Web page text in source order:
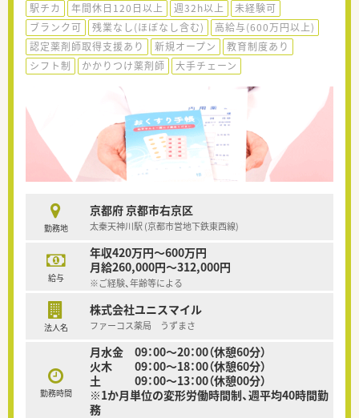
駅チカ 年間休日120日以上 週32h以上
未経験可
ブランク可
残業なし(ほぼなし含む)
高給与(600万円以上)
認定薬剤師取得支援あり
新規オープン
教育制度あり
シフト制
かかりつけ薬剤師 大手チェーン
勤務地
京都府 京都市右京区
太秦天神川駅 (京都市営地下鉄東西線)
給与
年収420万円～600万円
月給260,000円～312,000円
※ご経験、年齢等による
法人名
株式会社ユニスマイル
ファーコス薬局 うずまさ
勤務時間
月水金 09：00～20：00（休憩60分）
火木 09：00～18：00（休憩60分）
土 09：00～13：00（休憩00分）
※1か月単位の変形労働時間制、週平均40時間勤
務